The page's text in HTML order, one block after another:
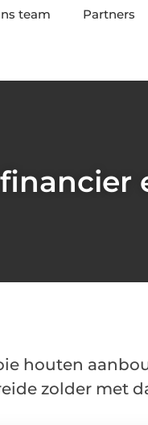
team Partners
houten
zolder met